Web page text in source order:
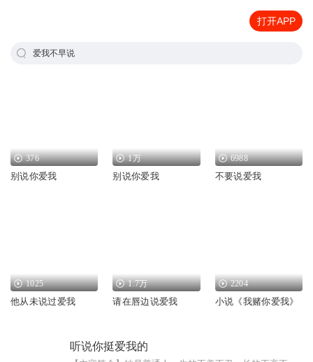
打开APP
爱我不早说
376
别说你爱我
1万
别说你爱我
6988
不要说爱我
1025
他从未说过爱我
1.7万
请在唇边说爱我
2204
小说《我赌你爱我》
听说你挺爱我的